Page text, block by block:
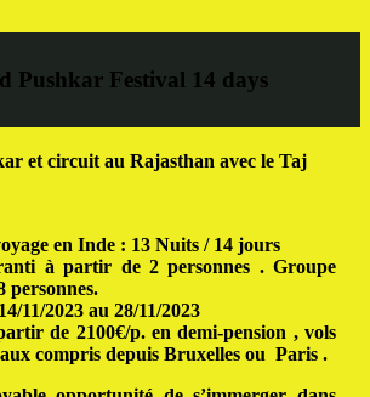
Pushkar Festival 14 days
et circuit au Rajasthan avec le Taj
en Inde : 13 Nuits / 14 jours
à partir de 2 personnes . Groupe
personnes.
11/2023 au 28/11/2023
de 2100€/p. en demi-pension , vols
compris depuis Bruxelles ou Paris .